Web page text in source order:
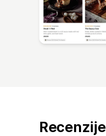
Recenzije